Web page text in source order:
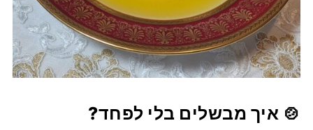
🍲 איך מבשלים בלי לפחד?